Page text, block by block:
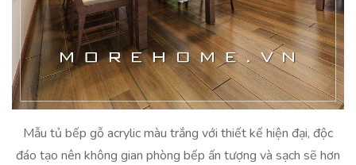
Mẫu tủ bếp gỗ acrylic màu trắng với thiết kế hiện đại, độc
đáo tạo nên không gian phòng bếp ấn tượng và sạch sẽ hơn